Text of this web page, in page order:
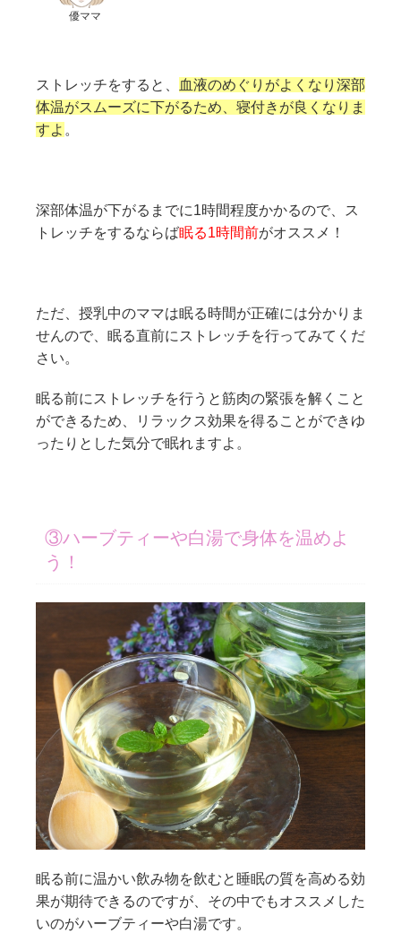
優ママ
ストレッチをすると、
血液のめぐりがよくなり深部
体温がスムーズに下がるため、寝付きが良くなりま
すよ 。
深部体温が下がるまでに1時間程度かかるので、ス
トレッチをするならば眠る1時間前がオススメ！
ただ、授乳中のママは眠る時間が正確には分かりま
せんので、眠る直前にストレッチを行ってみてくだ
さい。
眠る前にストレッチを行うと筋肉の緊張を解くこと
ができるため、リラックス効果を得ることができゆ
ったりとした気分で眠れますよ。
③ハーブティーや白湯で身体を温めよ
う！
眠る前に温かい飲み物を飲むと睡眠の質を高める効
果が期待できるのですが、その中でもオススメした
いのがハーブティーや白湯です。